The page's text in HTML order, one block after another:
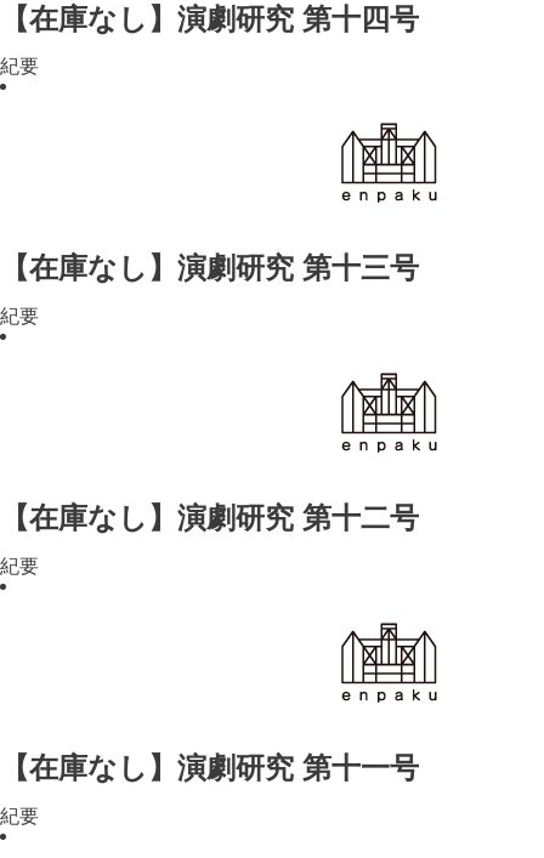
【在庫なし】演劇研究 第十四号
紀要
【在庫なし】演劇研究 第十三号
紀要
【在庫なし】演劇研究 第十二号
紀要
【在庫なし】演劇研究 第十一号
紀要